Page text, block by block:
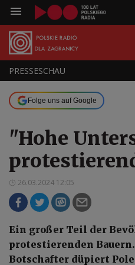
PRESSESCHAU
Folge uns auf Google
"Hohe
26.03.2024 12:05
Ein großer Teil der
protestierenden
Botschafter düpiert